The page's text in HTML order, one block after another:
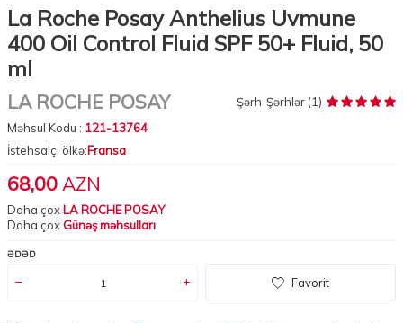
La Roche Posay Anthelius Uvmune
400 Oil Control Fluid SPF 50+ Fluid, 50
ml
LA ROCHE POSAY Şərh Şərhlər (1)
Məhsul Kodu : 121-13764
İstehsalçı ölkə:Fransa
68,00 AZN
Daha çox LA ROCHE POSAY
Daha çoxGünəş məhsulları
ƏDƏD
Favorit